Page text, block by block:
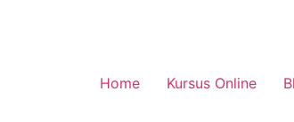
Home
Kursus Online